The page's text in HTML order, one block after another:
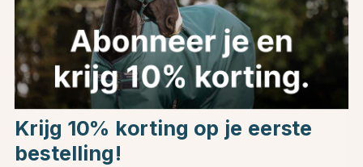
Productinformatie
Over het Merk
Productbeoordelingen
Choose country
EU
Krijg 10% korting op je eerste
bestelling!